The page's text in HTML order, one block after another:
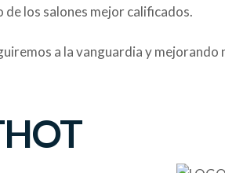
de los salones mejor calificados.
a la vanguardia y mejorando